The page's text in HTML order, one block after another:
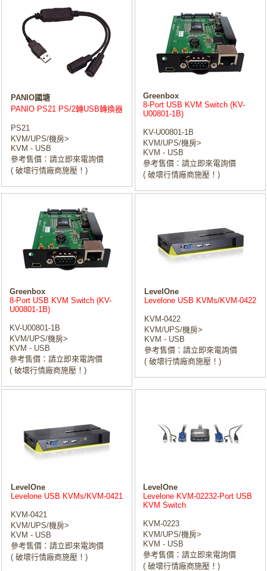
PANIO國塘
PANIO PS21 PS/2轉USB轉換器
PS21
KVM/UPS/機房>
KVM - USB
參考售價：請立即來電詢價
( 破壞行情廠商施壓！)
Greenbox
8-Port USB KVM Switch (KV-
U00801-1B)
KV-U00801-1B
KVM/UPS/機房>
KVM - USB
參考售價：請立即來電詢價
( 破壞行情廠商施壓！)
Greenbox
8-Port USB KVM Switch (KV-
U00801-1B)
KV-U00801-1B
KVM/UPS/機房>
KVM - USB
參考售價：請立即來電詢價
( 破壞行情廠商施壓！)
LevelOne
Levelone USB KVMs/KVM-0422
KVM-0422
KVM/UPS/機房>
KVM - USB
參考售價：請立即來電詢價
( 破壞行情廠商施壓！)
LevelOne
Levelone USB KVMs/KVM-0421
KVM-0421
KVM/UPS/機房>
KVM - USB
參考售價：請立即來電詢價
( 破壞行情廠商施壓！)
LevelOne
Levelone KVM-02232-Port USB
KVM Switch
KVM-0223
KVM/UPS/機房>
KVM - USB
參考售價：請立即來電詢價
( 破壞行情廠商施壓！)